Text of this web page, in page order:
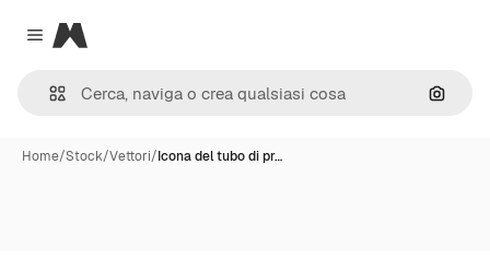
Close menu
Magnific
Cerca
Home/Stock/Vettori/Icona del tubo di pr…